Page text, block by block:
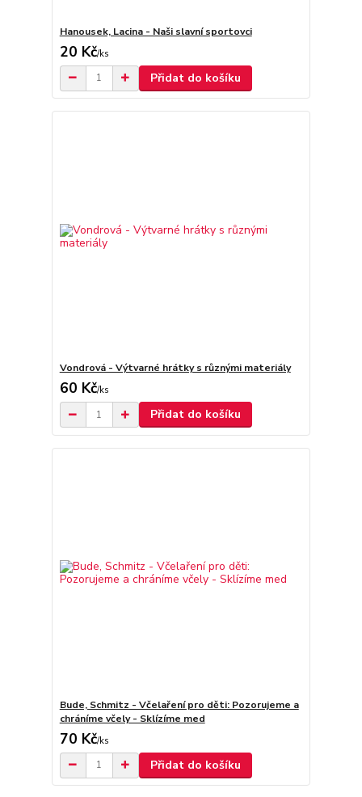
Hanousek, Lacina - Naši slavní sportovci
20 Kč/ks
Přidat do košíku
Vondrová - Výtvarné hrátky s různými materiály
60 Kč/ks
Přidat do košíku
Bude, Schmitz - Včelaření pro děti: Pozorujeme a
chráníme včely - Sklízíme med
70 Kč/ks
Přidat do košíku